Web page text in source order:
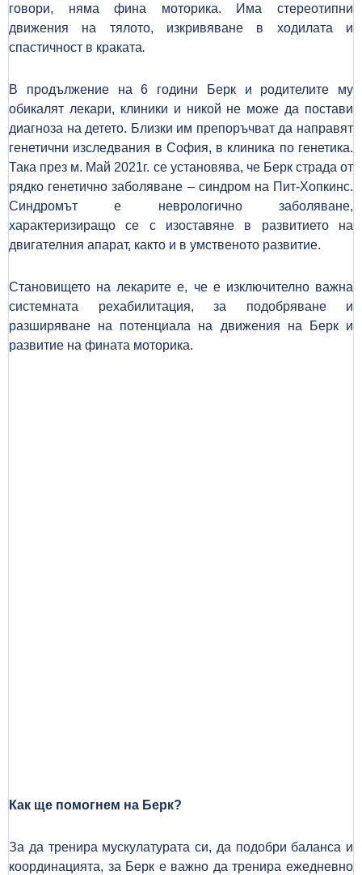
говори, няма фина моторика. Има стереотипни
движения на тялото, изкривяване в ходилата и
спастичност в краката.
В продължение на 6 години Берк и родителите му
обикалят лекари, клиники и никой не може да постави
диагноза на детето. Близки им препоръчват да направят
генетични изследвания в София, в клиника по генетика.
Така през м. Май 2021г. се установява, че Берк страда от
рядко генетично заболяване – синдром на Пит-Хопкинс.
Синдромът е неврологично заболяване,
характеризиращо се с изоставяне в развитието на
двигателния апарат, както и в умственото развитие.
Становището на лекарите е, че е изключително важна
системната рехабилитация, за подобряване и
разширяване на потенциала на движения на Берк и
развитие на фината моторика.
Как ще помогнем на Берк?
За да тренира мускулатурата си, да подобри баланса и
координацията, за Берк е важно да тренира ежедневно